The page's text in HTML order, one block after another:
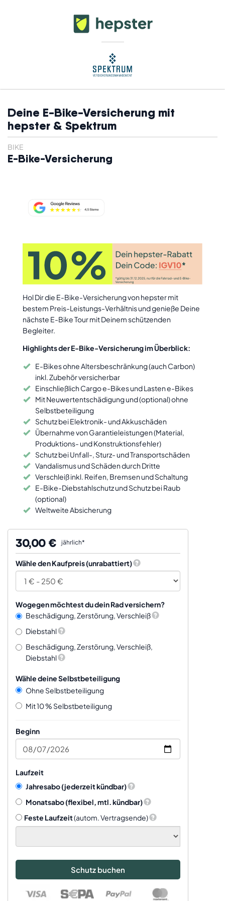
Deine E-Bike-Versicherung mit
hepster & Spektrum
BIKE
E-Bike-Versicherung
Hol Dir die E-Bike-Versicherung von hepster mit
bestem Preis-Leistungs-Verhältnis und genieße Deine
nächste E-Bike Tour mit Deinem schützenden
Begleiter.
Highlights der E-Bike-Versicherung im Überblick:
E-Bikes ohne Altersbeschränkung (auch Carbon)
inkl. Zubehör versicherbar
Einschließlich Cargo e-Bikes und Lasten e-Bikes
Mit Neuwertentschädigung und (optional) ohne
Selbstbeteiligung
Schutz bei Elektronik- und Akkuschäden
Übernahme von Garantieleistungen (Material,
Produktions- und Konstruktionsfehler)
Schutz bei Unfall-, Sturz- und Transportschäden
Vandalismus und Schäden durch Dritte
Verschleiß inkl. Reifen, Bremsen und Schaltung
E-Bike-Diebstahlschutz und Schutz bei Raub
(optional)
Weltweite Absicherung
30,00 € jährlich*
Wähle den Kaufpreis (unrabattiert)
Wogegen möchtest du dein Rad versichern?
Beschädigung, Zerstörung, Verschleiß
Diebstahl
Beschädigung, Zerstörung, Verschleiß,
Diebstahl
Wähle deine Selbstbeteiligung
Ohne Selbstbeteiligung
Mit 10 % Selbstbeteiligung
Beginn
Laufzeit
Jahresabo(jederzeit kündbar)
Monatsabo(flexibel, mtl. kündbar)
Feste Laufzeit(autom. Vertragsende)
Schutz buchen